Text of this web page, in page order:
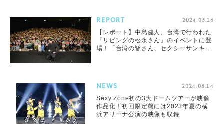
REPORT 2024.03.16
【レポート】中島健人、台湾で行われた
『リビングの松永さん』のイベントに登
場！「台湾の皆さん、セクシーサンキュ
NEWS 2024.03.14
Sexy Zone初の3大ドームツアーが映像
作品化！初回限定盤には2023年夏の横
浜アリーナ公演の映像も収録